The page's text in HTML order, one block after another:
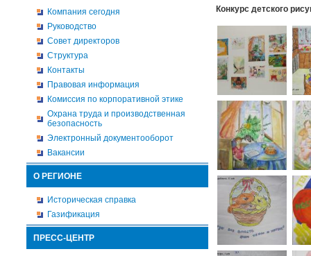
Компания сегодня
Руководство
Совет директоров
Структура
Контакты
Правовая информация
Комиссия по корпоративной этике
Охрана труда и производственная
безопасность
Электронный документооборот
Вакансии
О РЕГИОНЕ
Историческая справка
Газификация
ПРЕСС-ЦЕНТР
Конкурс детского